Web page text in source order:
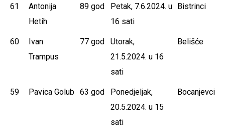
61
Antonija
Hetih
89 god
Petak, 7.6.2024. u
16 sati
Bistrinci
60
Ivan
Trampus
77 god
Utorak,
21.5.2024. u 16
sati
Belišće
59 Pavica Golub 63 god
Ponedjeljak,
20.5.2024. u 15
sati
Bocanjevci